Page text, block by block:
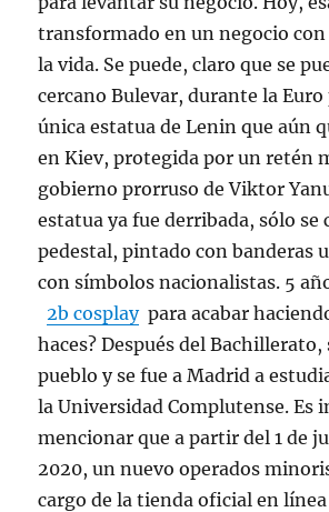
transformado en un negocio con
la vida. Se puede, claro que se
cercano Bulevar, durante la
única estatua de Lenin que aún
en Kiev, protegida por un retén
gobierno prorruso de Viktor
estatua ya fue derribada, sólo se
pedestal, pintado con banderas
con símbolos nacionalistas. 5
2b cosplaypara acabar
haces? Después del Bachillerato,
pueblo y se fue a Madrid a
la Universidad Complutense. Es
mencionar que a partir del 1 de
2020, un nuevo operados
cargo de la tienda oficial en línea